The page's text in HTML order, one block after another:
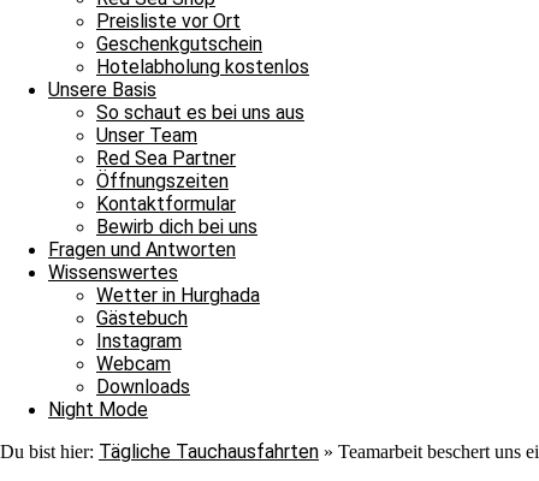
Preisliste vor Ort
Geschenkgutschein
Hotelabholung kostenlos
Unsere Basis
So schaut es bei uns aus
Unser Team
Red Sea Partner
Öffnungszeiten
Kontaktformular
Bewirb dich bei uns
Fragen und Antworten
Wissenswertes
Wetter in Hurghada
Gästebuch
Instagram
Webcam
Downloads
Night Mode
Du bist hier: Tägliche Tauchausfahrten » Teamarbeit beschert uns
Unsere Berichte über die Tauchausfahrten unserer Boote
immer wieder aufs Neue verzaubern. Auch morgen könnt ihr wieder
Teamarbeit beschert uns einen tollen Tag, Ägypten, Rotes Meer,
Genehmigung von unseren Fotografen: Sven Kahlbrock,